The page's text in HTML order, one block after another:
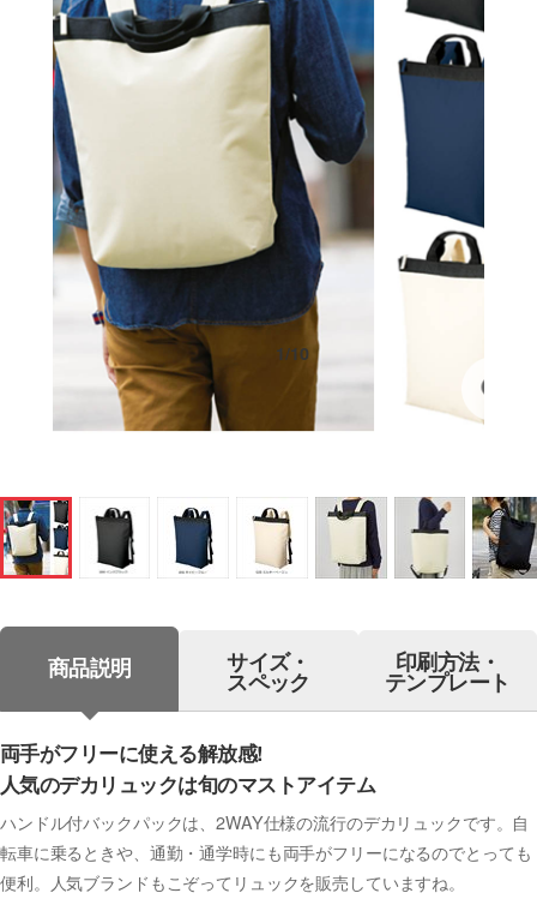
1/10
商品説明 サイズ・
スペック
印刷方法・
テンプレート
両手がフリーに使える解放感!
人気のデカリュックは旬のマストアイテム
ハンドル付バックパックは、2WAY仕様の流行のデカリュックです。自
転車に乗るときや、通勤・通学時にも両手がフリーになるのでとっても
便利。人気ブランドもこぞってリュックを販売していますね。